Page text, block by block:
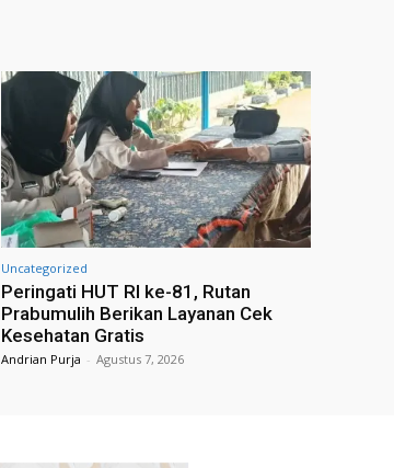
Uncategorized
Peringati HUT RI ke-81, Rutan
Prabumulih Berikan Layanan Cek
Kesehatan Gratis
Andrian Purja - Agustus 7, 2026